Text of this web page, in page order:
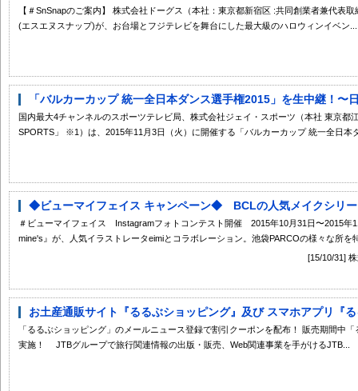
【＃SnSnapのご案内】 株式会社ドーグス（本社：東京都新宿区 :共同創業者兼代表
(エスエヌスナップ)が、お台場とフジテレビを舞台にした最大級のハロウィンイベン...
「バルカーカップ 統一全日本ダンス選手権2015」を生中継！〜
国内最大4チャンネルのスポーツテレビ局、株式会社ジェイ・スポーツ（本社 東
SPORTS」 ※1）は、2015年11月3日（火）に開催する「バルカーカップ 統一全日本
◆ビューマイフェイス キャンペーン◆ BCLの人気メイクシリ
＃ビューマイフェイス Instagramフォトコンテスト開催 2015年10月31日〜2015年
mine's』が、人気イラストレータeimiとコラボレーション。池袋PARCOの様々な所を
[15/10/31]
お土産通販サイト『るるぶショッピング』及び スマホアプリ『
「るるぶショッピング」のメールニュース登録で割引クーポンを配布！ 販売期間中
実施！ JTBグループで旅行関連情報の出版・販売、Web関連事業を手がけるJTB...